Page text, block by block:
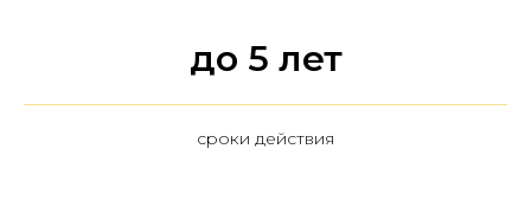
до 5 лет
сроки действия